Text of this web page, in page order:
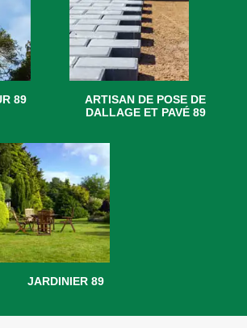
89
ARTISAN DE POSE DE
DALLAGE ET PAVÉ 89
JARDINIER 89